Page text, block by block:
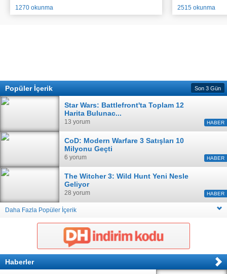
95.000$ Ödül Havuzlu Yarışmasını
Duyurdu
1270 okunma
Açıkladı
2515 okunma
Popüler İçerik Son 3 Gün
Star Wars: Battlefront'ta Toplam 12
Harita Bulunac...
13 yorum HABER
CoD: Modern Warfare 3 Satışları 10
Milyonu Geçti
6 yorum HABER
The Witcher 3: Wild Hunt Yeni Nesle
Geliyor
28 yorum HABER
Daha Fazla Popüler İçerik
Haberler